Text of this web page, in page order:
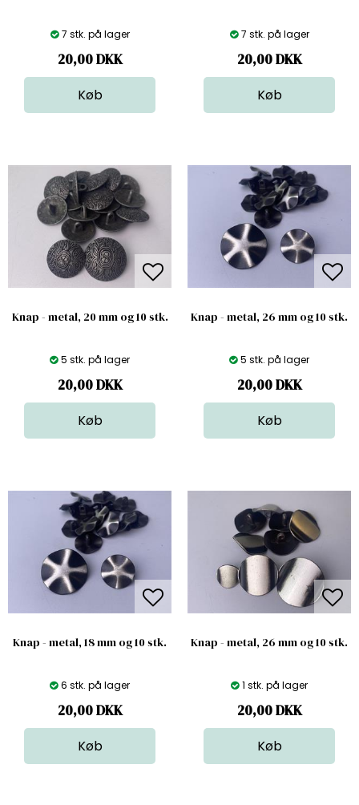
7 stk. på lager
20,00DKK
7 stk. på lager
20,00DKK
Knap - metal, 20 mm og 10 stk.
5 stk. på lager
20,00DKK
Knap - metal, 26 mm og 10 stk.
5 stk. på lager
20,00DKK
Knap - metal, 18 mm og 10 stk.
6 stk. på lager
20,00DKK
Knap - metal, 26 mm og 10 stk.
1 stk. på lager
20,00DKK